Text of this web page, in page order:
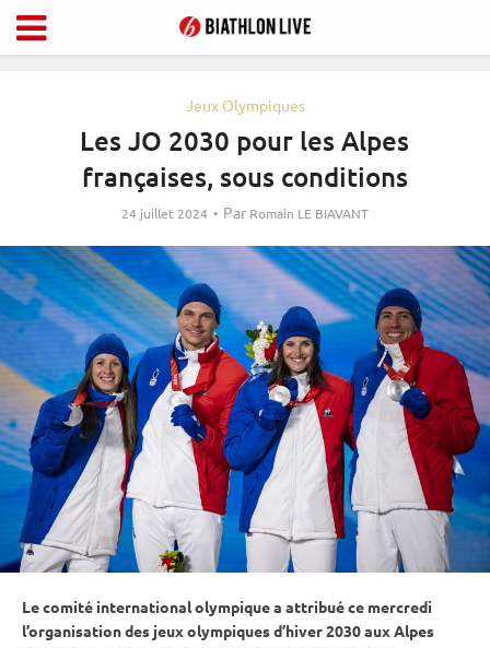
Jeux Olympiques
Les JO 2030 pour les Alpes
françaises, sous conditions
24 juillet 2024 Par Romain LE BIAVANT
Le comité international olympique a attribué ce mercredi
l’organisation des jeux olympiquesd’hiver 2030 aux Alpes